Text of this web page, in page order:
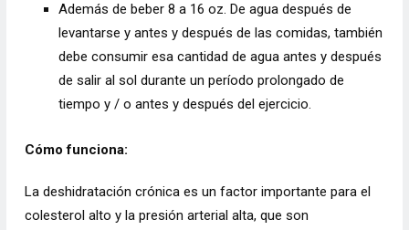
Además de beber 8 a 16 oz. De agua después de
levantarse y antes y después de las comidas, también
debe consumir esa cantidad de agua antes y después
de salir al sol durante un período prolongado de
tiempo y / o antes y después del ejercicio.
Cómo funciona:
La deshidratación crónica es un factor importante para el
colesterol alto y la presión arterial alta, que son